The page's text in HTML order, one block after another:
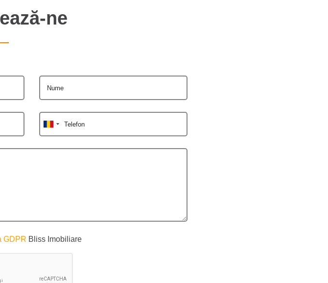
ne
Nume
Telefon
GDPR Bliss Imobiliare